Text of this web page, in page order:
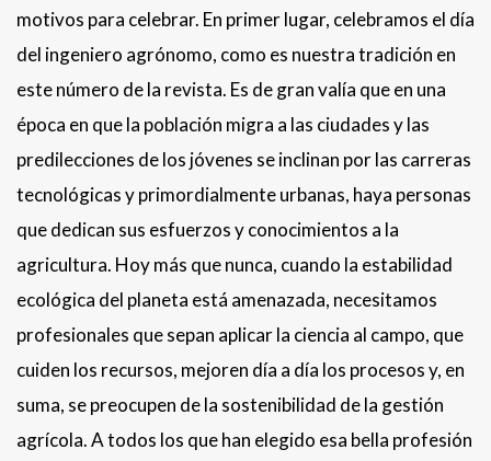
motivos para celebrar. En primer lugar, celebramos el día
del ingeniero agrónomo, como es nuestra tradición en
este número de la revista. Es de gran valía que en una
época en que la población migra a las ciudades y las
predilecciones de los jóvenes se inclinan por las carreras
tecnológicas y primordialmente urbanas, haya personas
que dedican sus esfuerzos y conocimientos a la
agricultura. Hoy más que nunca, cuando la estabilidad
ecológica del planeta está amenazada, necesitamos
profesionales que sepan aplicar la ciencia al campo, que
cuiden los recursos, mejoren día a día los procesos y, en
suma, se preocupen de la sostenibilidad de la gestión
agrícola. A todos los que han elegido esa bella profesión